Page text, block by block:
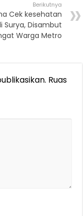
Berikutnya
Cek kesehatan
Surya, Disambut
Warga Metro
Ruas